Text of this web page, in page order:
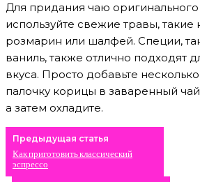
Для придания чаю
используйте свежие травы, такие
розмарин или шалфей. Специи,
ваниль, также отлично подходят
вкуса. Просто добавьте
палочку корицы в заваренный
а затем охладите.
Предыдущая статья
Как приготовить классический
эспрессо